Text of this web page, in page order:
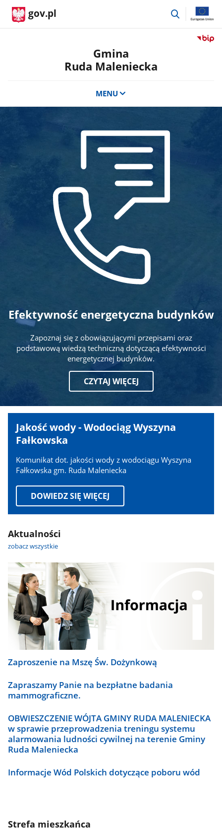
gov.pl
przejdź
Przejdź
Gmina
Ruda Maleniecka
MENU
Efektywność energetyczna budynków
Zapoznaj się z obowiązującymi przepisami oraz
podstawową wiedzą techniczną dotyczącą efektywności
energetycznej budynków.
CZYTAJ WIĘCEJ
Jakość wody - Wodociąg Wyszyna
Fałkowska
Komunikat dot. jakości wody z wodociągu Wyszyna
Fałkowska gm. Ruda Maleniecka
DOWIEDZ SIĘ WIĘCEJ
Aktualności
zobacz wszystkie
Zaproszenie na Mszę Św. Dożynkową
Zapraszamy Panie na bezpłatne badania
mammograficzne.
OBWIESZCZENIE WÓJTA GMINY RUDA MALENIECKA
w sprawie przeprowadzenia treningu systemu
alarmowania ludności cywilnej na terenie Gminy
Ruda Maleniecka
Informacje Wód Polskich dotyczące poboru wód
Strefa mieszkańca